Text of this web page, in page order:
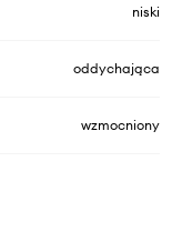
niski
oddychająca
wzmocniony